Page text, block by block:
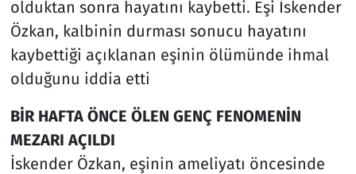
olduktan sonra hayatını kaybetti. Eşi İskender
Özkan, kalbinin durması sonucu hayatını
kaybettiği açıklanan eşinin ölümünde ihmal
olduğunu iddia etti
BİR HAFTA ÖNCE ÖLEN GENÇ FENOMENİN
MEZARI AÇILDI
İskender Özkan, eşinin ameliyatı öncesinde